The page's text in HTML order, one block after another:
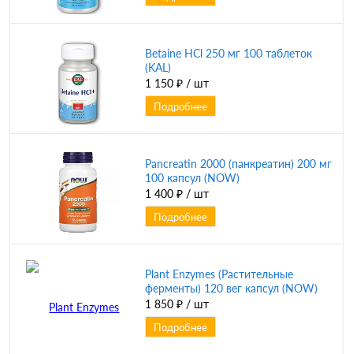
Betaine HCl 250 мг 100 таблеток
(KAL)
1 150 ₽ / шт
Подробнее
Pancreatin 2000 (панкреатин) 200 мг
100 капсул (NOW)
1 400 ₽ / шт
Подробнее
Plant Enzymes (Растительные
ферменты) 120 вег капсул (NOW)
1 850 ₽ / шт
Подробнее